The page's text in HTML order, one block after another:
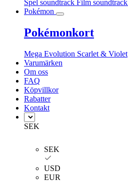
Spel soundtrack Film soundtrack
Pokémon
Pokémonkort
Mega Evolution Scarlet & Violet
Varumärken
Om oss
FAQ
Köpvillkor
Rabatter
Kontakt
SEK
SEK
USD
EUR